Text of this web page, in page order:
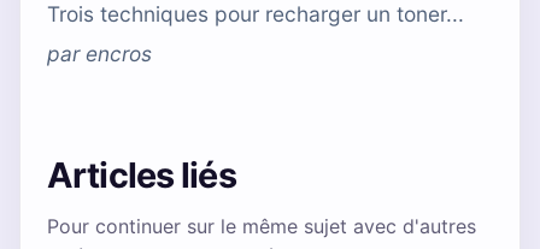
Trois techniques pour recharger un toner...
parencros
Articles liés
Pour continuer sur le même sujet avec d'autres